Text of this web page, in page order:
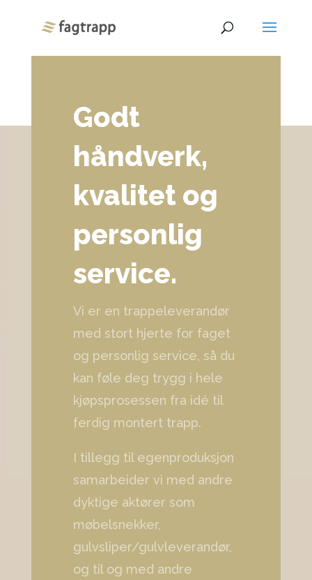
Godt
håndverk,
kvalitet og
personlig
service.
Vi er en trappeleverandør
med stort hjerte for faget
og personlig service, så du
kan føle deg trygg i hele
kjøpsprosessen fra idé til
ferdig montert trapp.
I tillegg til egenproduksjon
samarbeider vi med andre
dyktige aktører som
møbelsnekker,
gulvsliper/gulvleverandør,
og til og med andre